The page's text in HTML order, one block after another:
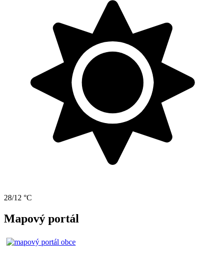
28/12 °C
Mapový portál